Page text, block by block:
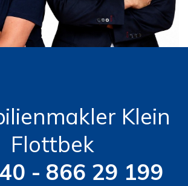
Klein
Flottbek
- 866 29 199